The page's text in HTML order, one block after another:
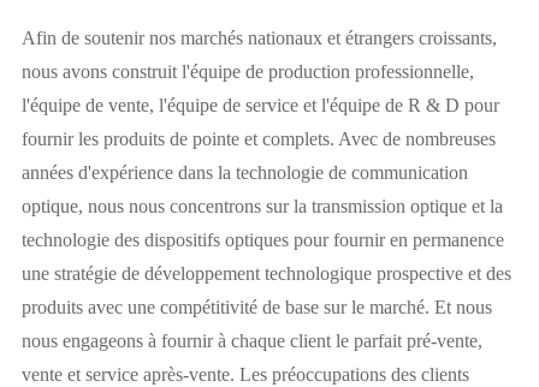
Afin de soutenir nos marchés nationaux et étrangers croissants,
nous avons construit l'équipe de production professionnelle,
l'équipe de vente, l'équipe de service et l'équipe de R & D pour
fournir les produits de pointe et complets. Avec de nombreuses
années d'expérience dans la technologie de communication
optique, nous nous concentrons sur la transmission optique et la
technologie des dispositifs optiques pour fournir en permanence
une stratégie de développement technologique prospective et des
produits avec une compétitivité de base sur le marché. Et nous
nous engageons à fournir à chaque client le parfait pré-vente,
vente et service après-vente. Les préoccupations des clients